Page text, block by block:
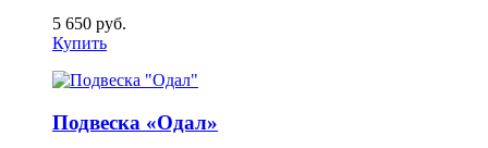
5 650 руб.
Купить
Подвеска «Одал»